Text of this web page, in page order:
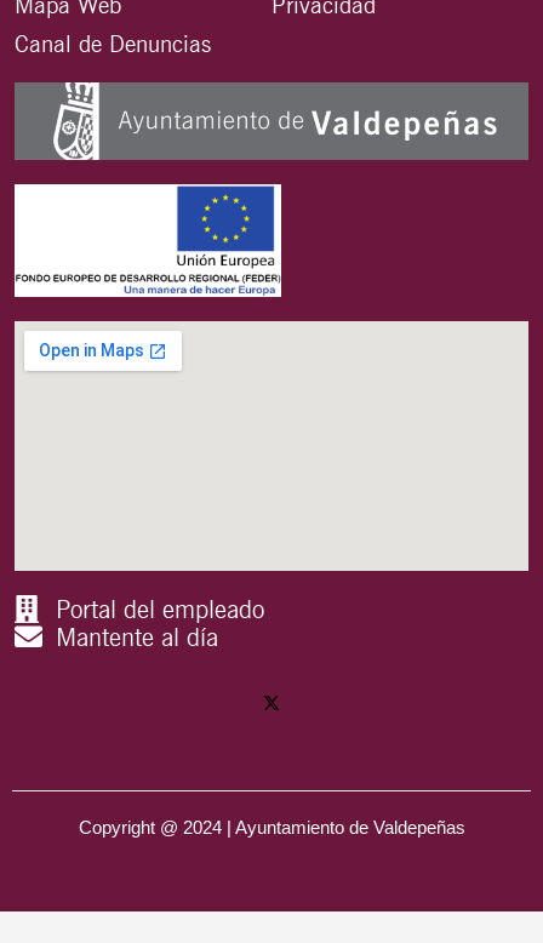
Canal de Denuncias
Portal del empleado
Mantente al día
Copyright @ 2024 | Ayuntamiento de Valdepeñas